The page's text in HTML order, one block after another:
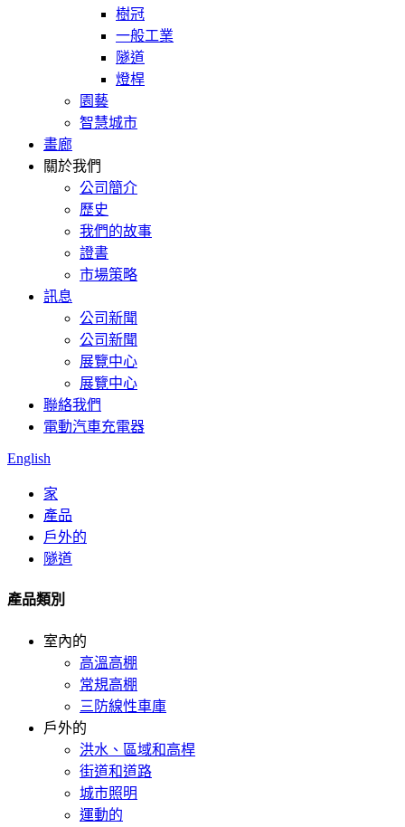
樹冠
一般工業
隧道
燈桿
園藝
智慧城市
畫廊
關於我們
公司簡介
歷史
我們的故事
證書
市場策略
訊息
公司新聞
公司新聞
展覽中心
展覽中心
聯絡我們
電動汽車充電器
English
家
產品
戶外的
隧道
產品類別
室內的
高溫高棚
常規高棚
三防線性車庫
戶外的
洪水、區域和高桿
街道和道路
城市照明
運動的